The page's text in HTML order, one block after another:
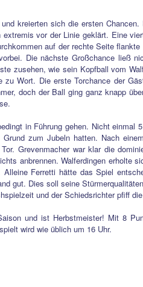
kreierten sich die ersten
vor der Linie geklärt. Eine
auf der rechte Seite
Die nächste Großchance ließ
zusehen, wie sein Kopfball vom
Wort. Die erste Torchance der
doch der Ball ging ganz knapp
in Führung gehen. Nicht einmal
zum Jubeln hatten. Nach
Grevenmacher war klar die
anbrennen. Walferdingen erholte
Ferretti hätte das Spiel
gut. Dies soll seine
und der Schiedsrichter pfiff
und ist Herbstmeister! Mit 8
wird wie üblich um 16 Uhr.